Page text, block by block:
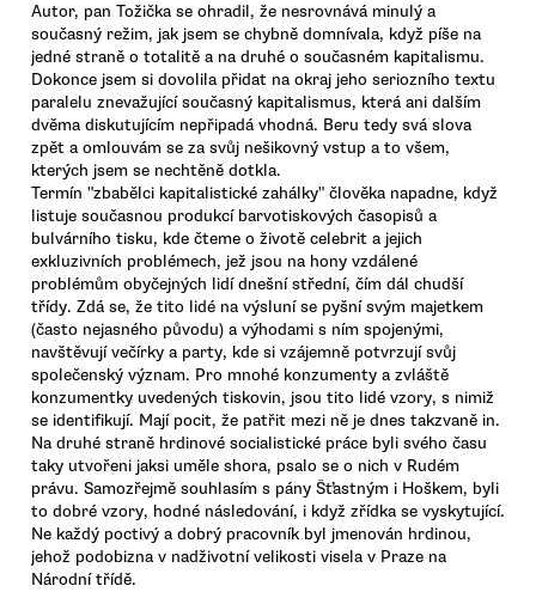
Autor, pan Tožička se ohradil, že nesrovnává minulý a
současný režim, jak jsem se chybně domnívala, když píše na
jedné straně o totalitě a na druhé o současném kapitalismu.
Dokonce jsem si dovolila přidat na okraj jeho seriozního textu
paralelu znevažující současný kapitalismus, která ani dalším
dvěma diskutujícím nepřipadá vhodná. Beru tedy svá slova
zpět a omlouvám se za svůj nešikovný vstup a to všem,
kterých jsem se nechtěně dotkla.
Termín "zbabělci kapitalistické zahálky" člověka napadne, když
listuje současnou produkcí barvotiskových časopisů a
bulvárního tisku, kde čteme o životě celebrit a jejich
exkluzivních problémech, jež jsou na hony vzdálené
problémům obyčejných lidí dnešní střední, čím dál chudší
třídy. Zdá se, že tito lidé na výsluní se pyšní svým majetkem
(často nejasného původu) a výhodami s ním spojenými,
navštěvují večírky a party, kde si vzájemně potvrzují svůj
společenský význam. Pro mnohé konzumenty a zvláště
konzumentky uvedených tiskovin, jsou tito lidé vzory, s nimiž
se identifikují. Mají pocit, že patřit mezi ně je dnes takzvaně in.
Na druhé straně hrdinové socialistické práce byli svého času
taky utvořeni jaksi uměle shora, psalo se o nich v Rudém
právu. Samozřejmě souhlasím s pány Šťastným i Hoškem, byli
to dobré vzory, hodné následování, i když zřídka se vyskytující.
Ne každý poctivý a dobrý pracovník byl jmenován hrdinou,
jehož podobizna v nadživotní velikosti visela v Praze na
Národní třídě.